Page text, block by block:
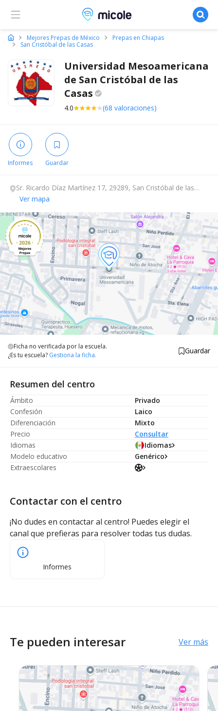
Micole, buscador de colegios
Mejores Prepas de México
Prepas en Chiapas
San Cristóbal de las Casas
Universidad Mesoamericana
de San Cristóbal de las
Casas
4.0 (68 valoraciones)
Informes Guardar
Sr. Ricardo Díaz Martínez 17, 29289, San Cristóbal de las
Casas, Chiapas.
Ver mapa
Ficha no verificada por la escuela.
¿Es tu escuela? Gestiona la ficha. Guardar
Resumen del centro
Ámbito
Privado
Confesión
Laico
Diferenciación
Mixto
Precio
Consultar
Idiomas
Idiomas
Modelo educativo
Genérico
Extraescolares
Contactar con el centro
¡No dudes en contactar al centro! Puedes elegir el
canal que prefieras para resolver todas tus dudas.
Informes
Te pueden interesar Ver más